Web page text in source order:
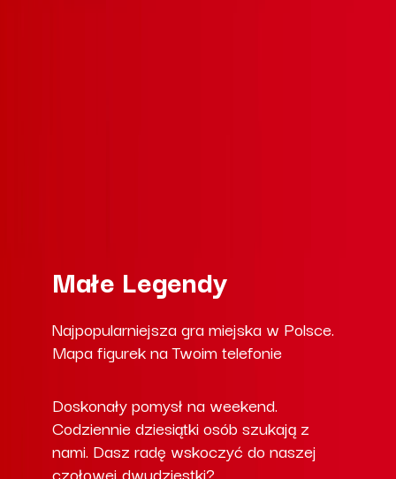
Małe Legendy
Najpopularniejsza gra miejska w Polsce.
Mapa figurek na Twoim telefonie
Doskonały pomysł na weekend.
Codziennie dziesiątki osób szukają z
nami. Dasz radę wskoczyć do naszej
czołowej dwudziestki?